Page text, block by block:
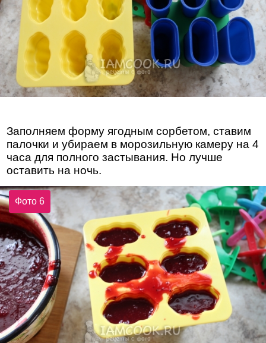
Заполняем форму ягодным сорбетом, ставим
палочки и убираем в морозильную камеру на 4
часа для полного застывания. Но лучше
оставить на ночь.
Фото 6